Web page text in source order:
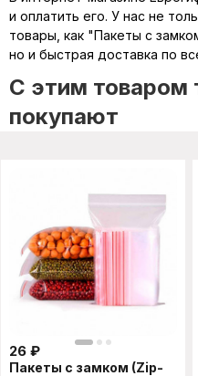
и оплатить его. У нас не
товары, как "Пакеты с
но и быстрая доставка по
C этим товаром
покупают
26 ₽
Пакеты с замком (Zip-